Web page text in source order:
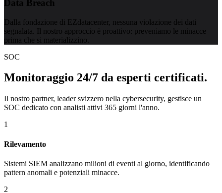
Data Breach
Dalla fondazione di EZdatacenter, nessuna violazione dei dati
segnalata. Il nostro approccio è proattivo: preveniamo le minacce
prima che si materializzino.
SOC
Monitoraggio 24/7 da esperti certificati.
Il nostro partner, leader svizzero nella cybersecurity, gestisce un
SOC dedicato con analisti attivi 365 giorni l'anno.
1
Rilevamento
Sistemi SIEM analizzano milioni di eventi al giorno, identificando
pattern anomali e potenziali minacce.
2